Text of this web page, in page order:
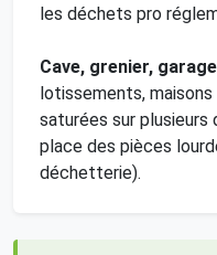
les déchets pro
Cave, grenier,
lotissements, maisons
saturées sur plusieurs
place des pièces
déchetterie).